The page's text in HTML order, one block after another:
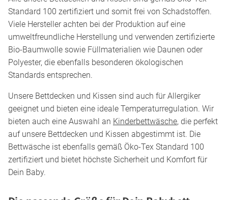
Standard 100 zertifiziert und somit frei von Schadstoffen.
Viele Hersteller achten bei der Produktion auf eine
umweltfreundliche Herstellung und verwenden zertifizierte
Bio-Baumwolle sowie Füllmaterialien wie Daunen oder
Polyester, die ebenfalls besonderen ökologischen
Standards entsprechen.
Unsere Bettdecken und Kissen sind auch für Allergiker
geeignet und bieten eine ideale Temperaturregulation. Wir
bieten auch eine Auswahl an Kinderbettwäsche, die perfekt
auf unsere Bettdecken und Kissen abgestimmt ist. Die
Bettwäsche ist ebenfalls gemäß Öko-Tex Standard 100
zertifiziert und bietet höchste Sicherheit und Komfort für
Dein Baby.